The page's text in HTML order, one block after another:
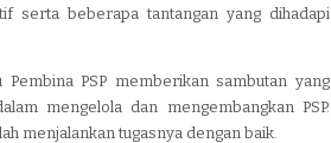
serta beberapa tantangan yang dihadapi
PSP memberikan sambutan yang
mengelola dan mengembangkan PSP.
menjalankan tugasnya dengan baik.